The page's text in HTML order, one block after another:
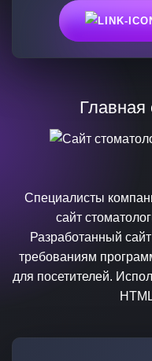
Главная
Специалисты
сайт
Разработанный
требованиям
для посетителей.